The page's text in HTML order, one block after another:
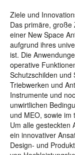
Ziele und
Das primäre, große
einer New Space
aufgrund ihres
ist. Die
operative
Schutzschilden und
Triebwerken und
Instrumente und
unwirtlichen
und MEO, sowie im
Um alle gesteckten
ein innovativer
Design- und